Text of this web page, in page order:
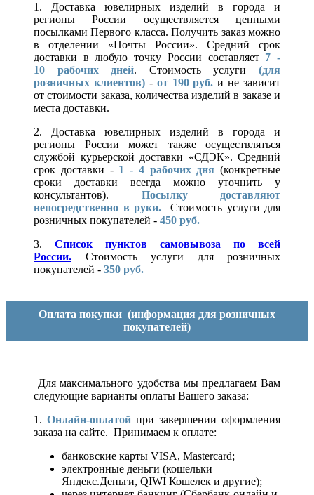
1. Доставка ювелирных изделий в города и
регионы России осуществляется ценными
посылками Первого класса. Получить заказ можно
в отделении «Почты России». Средний срок
доставки в любую точку России составляет 7 -
10 рабочих дней. Стоимость услуги(для
розничных клиентов)- от 190 руб. и не зависит
от стоимости заказа, количества изделий в заказе и
места доставки.
2. Доставка ювелирных изделий в города и
регионы России может также осуществляться
службой курьерской доставки «СДЭК». Средний
срок доставки - 1 - 4 рабочих дня (конкретные
сроки доставки всегда можно уточнить у
консультантов). Посылку доставляют
непосредственно в руки.
Стоимость услуги для
розничных покупателей - 450 руб.
3. Список пунктов самовывоза по всей
России.
Стоимость услуги для розничных
покупателей - 350 руб.
Оплата покупки (информация для розничных
покупателей)
Для максимального удобства мы предлагаем Вам
следующие варианты оплаты Вашего заказа:
1. Онлайн-оплатой при завершении оформления
заказа на сайте. Принимаем к оплате:
банковские карты VISA, Mastercard;
электронные деньги (кошельки
Яндекс.Деньги, QIWI Кошелек и другие);